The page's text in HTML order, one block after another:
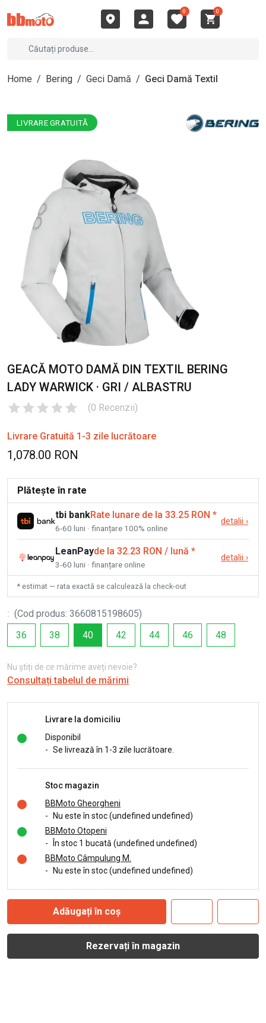
0 0
Home / Bering / Geci Damă / Geci Damă Textil
LIVRARE GRATUITĂ
GEACĂ MOTO DAMĂ DIN TEXTIL BERING
LADY WARWICK · GRI / ALBASTRU
(0 Recenzii)
Livrare Gratuită 1-3 zile lucrătoare
1,078.00 RON
Plătește în rate
tbi bankRate lunare de la 33.25 RON *
6-60 luni · finanțare 100% online
detalii ›
LeanPayde la 32.23 RON / lună *
3-60 luni · finanțare online
detalii ›
* estimat — rata exactă se calculează la check-out
: (Cod produs: 3660815198605)
36
38 40 42 44 46 48
Nu știți de ce mărime aveți nevoie?
Consultați tabelul de mărimi
Livrare la domiciliu
Disponibil
- Se livrează în 1-3 zile lucrătoare.
Stoc magazin
BBMoto Gheorgheni
-
Nu este în stoc (undefined undefined)
BBMoto Otopeni
-
În stoc 1 bucată (undefined undefined)
BBMoto Câmpulung M.
-
Nu este în stoc (undefined undefined)
Adăugați în coș
Rezervați în magazin